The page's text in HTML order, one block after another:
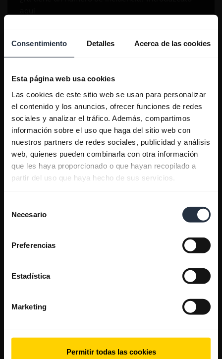
Consentimiento Detalles Acerca de las cookies
Esta página web usa cookies
Las cookies de este sitio web se usan para personalizar
el contenido y los anuncios, ofrecer funciones de redes
sociales y analizar el tráfico. Además, compartimos
información sobre el uso que haga del sitio web con
nuestros partners de redes sociales, publicidad y análisis
web, quienes pueden combinarla con otra información
que les haya proporcionado o que hayan recopilado a
partir del uso que haya hecho de sus servicios.
Necesario
Preferencias
Estadística
Marketing
Permitir todas las cookies